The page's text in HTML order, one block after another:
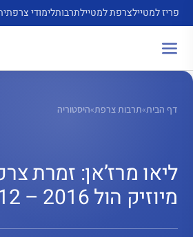
לדלג
לתוכן
פריז למטיילצרפת למטיילתרבותלימודי
דף הבית»תרבות צרפת»היסטוריה
ליאו מרז’אן: זמרת
מיוזיק הול 2016 – 1912